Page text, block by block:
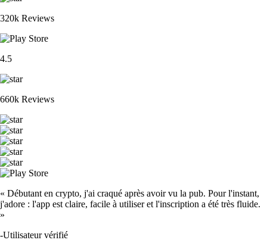
320k Reviews
4.5
660k Reviews
« Débutant en crypto, j'ai craqué après avoir vu la pub. Pour l'instant,
j'adore : l'app est claire, facile à utiliser et l'inscription a été très fluide.
»
-Utilisateur vérifié